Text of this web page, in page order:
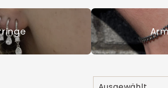
SORTIEREN